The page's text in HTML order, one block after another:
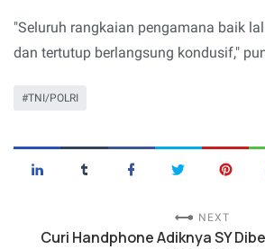
"Seluruh rangkaian pengamana baik
dan tertutup berlangsung kondusif,"
TNI/POLRI
NEXT
Curi Handphone Adiknya SY